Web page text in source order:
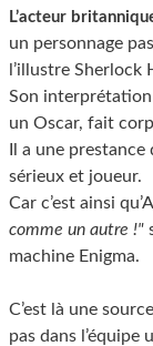
L’acteur
un personnage
l’illustre Sherlock
Son
un Oscar, fait
Il a une
sérieux et joueur.
Car c’est ainsi
comme un autre !"
machine Enigma.
C’est là une
pas dans l’équipe